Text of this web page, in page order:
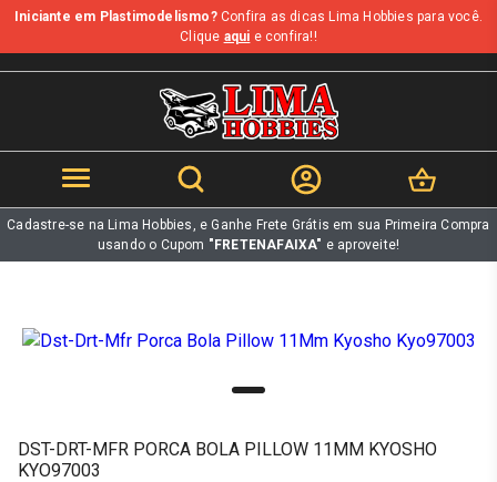
b
Iniciante em Plastimodelismo?Confira as dicas Lima Hobbies para você.
Clique aqui e confira!!
Cadastre-se na Lima Hobbies, e Ganhe Frete Grátis em sua Primeira Compra
usando o Cupom "FRETENAFAIXA" e aproveite!
DST-DRT-MFR PORCA BOLA PILLOW 11MM KYOSHO
KYO97003